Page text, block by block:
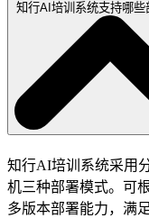
知行AI培训系统支持哪些
知行AI培训系统采用
机三种部署模式。可
多版本部署能力，满